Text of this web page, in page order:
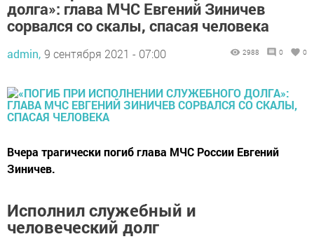
долга»: глава МЧС Евгений Зиничев
сорвался со скалы, спасая человека
admin, 9 сентября 2021 - 07:00 2988 0 0
Вчера трагически погиб глава МЧС России Евгений
Зиничев.
Исполнил служебный и
человеческий долг